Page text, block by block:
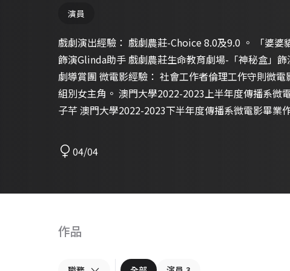
演員
戲劇演出經驗： 戲劇農莊-Choice 8.0及9.0 。 「婆婆
飾演Glinda助手 戲劇農莊生命教育劇場-「神秘盒」
劇導賞團 微電影經驗： 社會工作者倫理工作守則微
組別女主角。 澳門大學2022-2023上半年度傳播系微
子芊 澳門大學2022-2023下半年度傳播系微電影畢業作品 「藍白知己」飾演藍毛毛
果展 澳門明日之星音樂匯演2023 廣告拍攝經驗： 醉
宣傳片 模特活動： 莉婭時尚文化匯-澳門本地原創品
2022 FASHION IDOL 澳門時尚之夜參秀模特兒。
04/04
作品